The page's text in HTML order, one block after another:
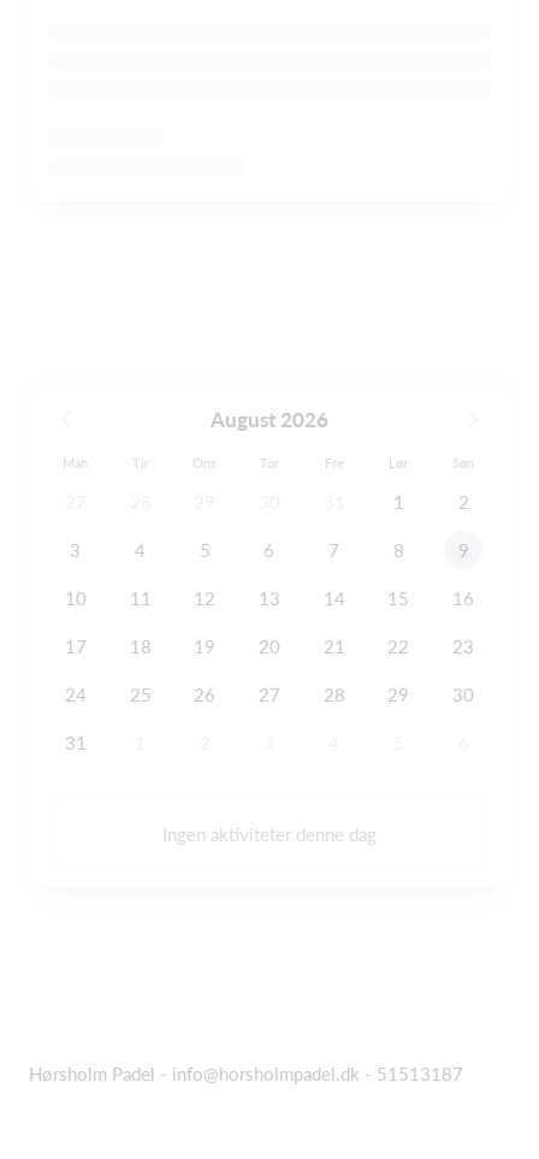
August 2026
Man Tir Ons Tor Fre Lør Søn
1 2
3 4 5 6 7 8 9
10 11 12 13 14 15 16
17 18 19 20 21 22 23
24 25 26 27 28 29 30
31
Ingen aktiviteter denne dag
Hørsholm Padel - info@horsholmpadel.dk - 51513187